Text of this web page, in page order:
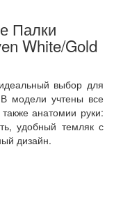
Палки
White/Gold
выбор для
модели учтены все
анатомии руки:
удобный темляк с
дизайн.